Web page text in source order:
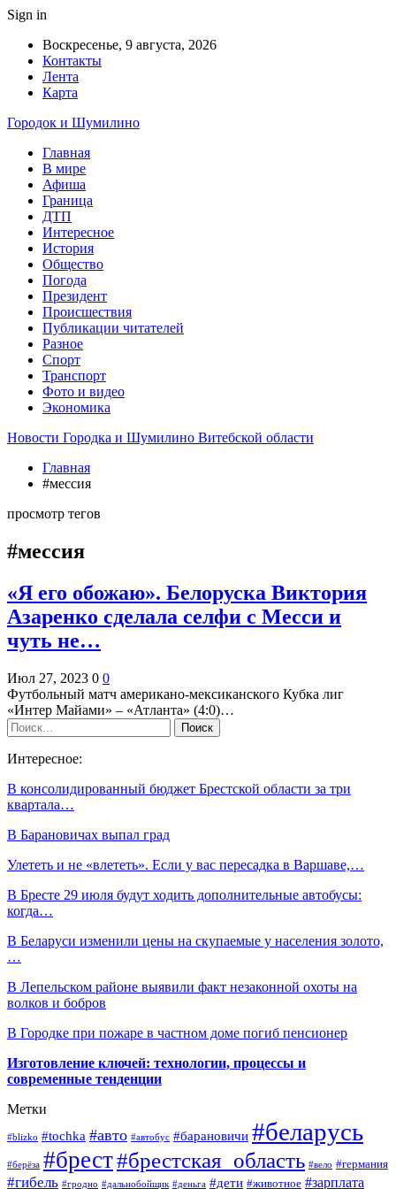
Sign in
Воскресенье, 9 августа, 2026
Контакты
Лента
Карта
Городок и Шумилино
Главная
В мире
Афиша
Граница
ДТП
Интересное
История
Общество
Погода
Президент
Происшествия
Публикации читателей
Разное
Спорт
Транспорт
Фото и видео
Экономика
Новости Городка и Шумилино Витебской области
Главная
#мессия
просмотр тегов
#мессия
«Я его обожаю». Белоруска Виктория
Азаренко сделала селфи с Месси и
чуть не…
Июл 27, 2023 0 0
Футбольный матч американо-мексиканского Кубка лиг
«Интер Майами» – «Атланта» (4:0)…
Интересное:
В консолидированный бюджет Брестской области за три
квартала…
В Барановичах выпал град
Улететь и не «влететь». Если у вас пересадка в Варшаве,…
В Бресте 29 июля будут ходить дополнительные автобусы:
когда…
В Беларуси изменили цены на скупаемые у населения золото,
…
В Лепельском районе выявили факт незаконной охоты на
волков и бобров
В Городке при пожаре в частном доме погиб пенсионер
Изготовление ключей: технологии, процессы и
современные тенденции
Метки
#blizko #tochka #авто #автобус #барановичи #беларусь
#берёза #брест#брестская_область #вело #германия
#гибель #гродно #дальнобойщик #деньга #дети #животное #зарплата